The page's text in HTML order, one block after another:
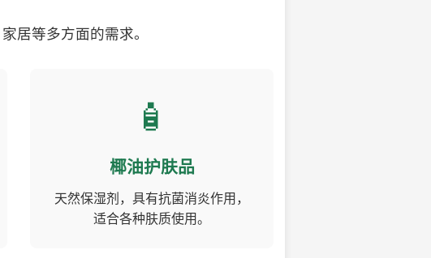
居等多方面的需求。
🧴
椰油护肤品
天然保湿剂，具有抗菌消炎作用，
适合各种肤质使用。